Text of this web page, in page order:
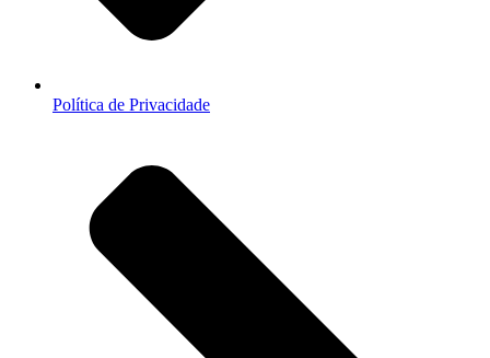
Política de Privacidade